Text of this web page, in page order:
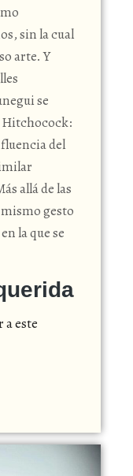
sin la cual
arte. Y
se
Hitchocock:
del
allá de las
gesto
la que se
a este